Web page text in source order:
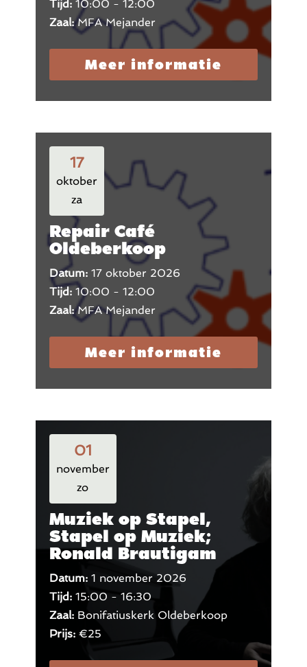
Tijd: 10:00 - 12:00
Zaal:MFA Mejander
Meer informatie
17
oktober
za
Repair Café
Oldeberkoop
Datum: 17 oktober 2026
Tijd: 10:00 - 12:00
Zaal:MFA Mejander
Meer informatie
01
november
zo
Muziek op Stapel,
Stapel op Muziek;
Ronald Brautigam
Datum: 1 november 2026
Tijd: 15:00 - 16:30
Zaal: Bonifatiuskerk Oldeberkoop
Prijs: €25